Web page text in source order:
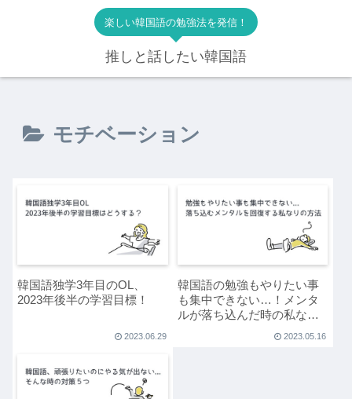
楽しい韓国語の勉強法を発信！
推しと話したい韓国語
モチベーション
韓国語独学3年目のOL、
2023年後半の学習目標！
2023.06.29
韓国語の勉強もやりたい事
も集中できない…！メンタ
ルが落ち込んだ時の私なり
2023.05.16